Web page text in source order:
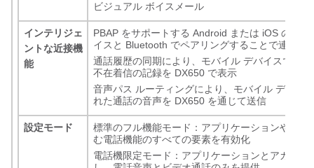
ビジュアル ボイスメール
インテリジェ
ントな近接機
能
PBAP をサポートする Android または iOS のモバ
イスと Bluetooth でペアリングすることで連絡先
通話履歴の同期により、モバイル デバイスでの
不在着信の記録を DX650 で表示
音声パス ルーティングにより、モバイル デバイ
れた通話の音声を DX650 を通じて送信
設定モード
標準のフル機能モード：アプリケーションやアカ
む電話機能のすべての要素を有効化
電話機限定モード：アプリケーションとアカウン